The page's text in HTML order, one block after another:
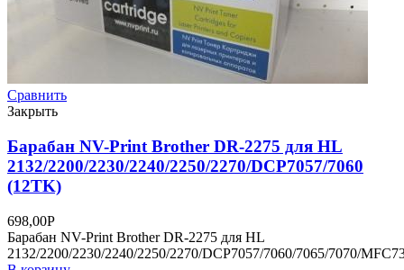
Сравнить
Закрыть
Барабан NV-Print Brother DR-2275 для HL
2132/2200/2230/2240/2250/2270/DCP7057/7060
(12TK)
698,00Р
Барабан NV-Print Brother DR-2275 для HL
2132/2200/2230/2240/2250/2270/DCP7057/7060/7065/7070/